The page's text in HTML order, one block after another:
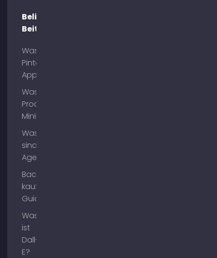
Beliebte
Beiträge
Was ist
Pinterest
App?
Was ist
Process
Mining?
Was
sind AI
Agents?
Backlinks
kaufen
Guide
Was
ist
Dall-
E?